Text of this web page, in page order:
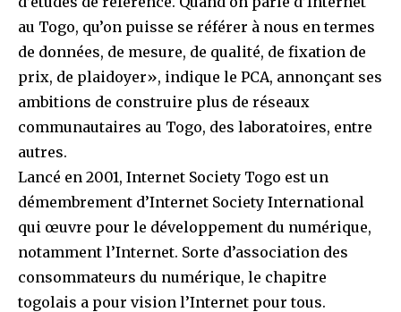
au Togo, qu’on puisse se référer à nous en termes
de données, de mesure, de qualité, de fixation de
prix, de plaidoyer», indique le PCA, annonçant ses
ambitions de construire plus de réseaux
communautaires au Togo, des laboratoires, entre
autres.
Lancé en 2001, Internet Society Togo est un
démembrement d’Internet Society International
qui œuvre pour le développement du numérique,
notamment l’Internet. Sorte d’association des
consommateurs du numérique, le chapitre
togolais a pour vision l’Internet pour tous.